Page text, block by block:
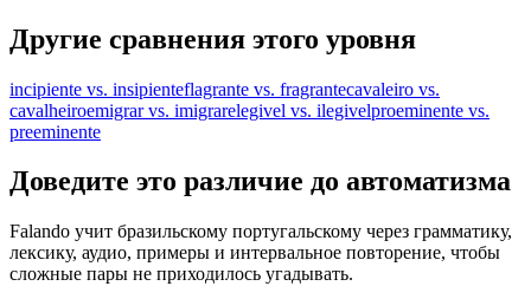
Другие сравнения этого уровня
incipiente vs. insipienteflagrante vs. fragrantecavaleiro vs.
cavalheiroemigrar vs. imigrarelegivel vs. ilegivelproeminente vs.
preeminente
Доведите это различие до автоматизма
Falando учит бразильскому португальскому через грамматику,
лексику, аудио, примеры и интервальное повторение, чтобы
сложные пары не приходилось угадывать.